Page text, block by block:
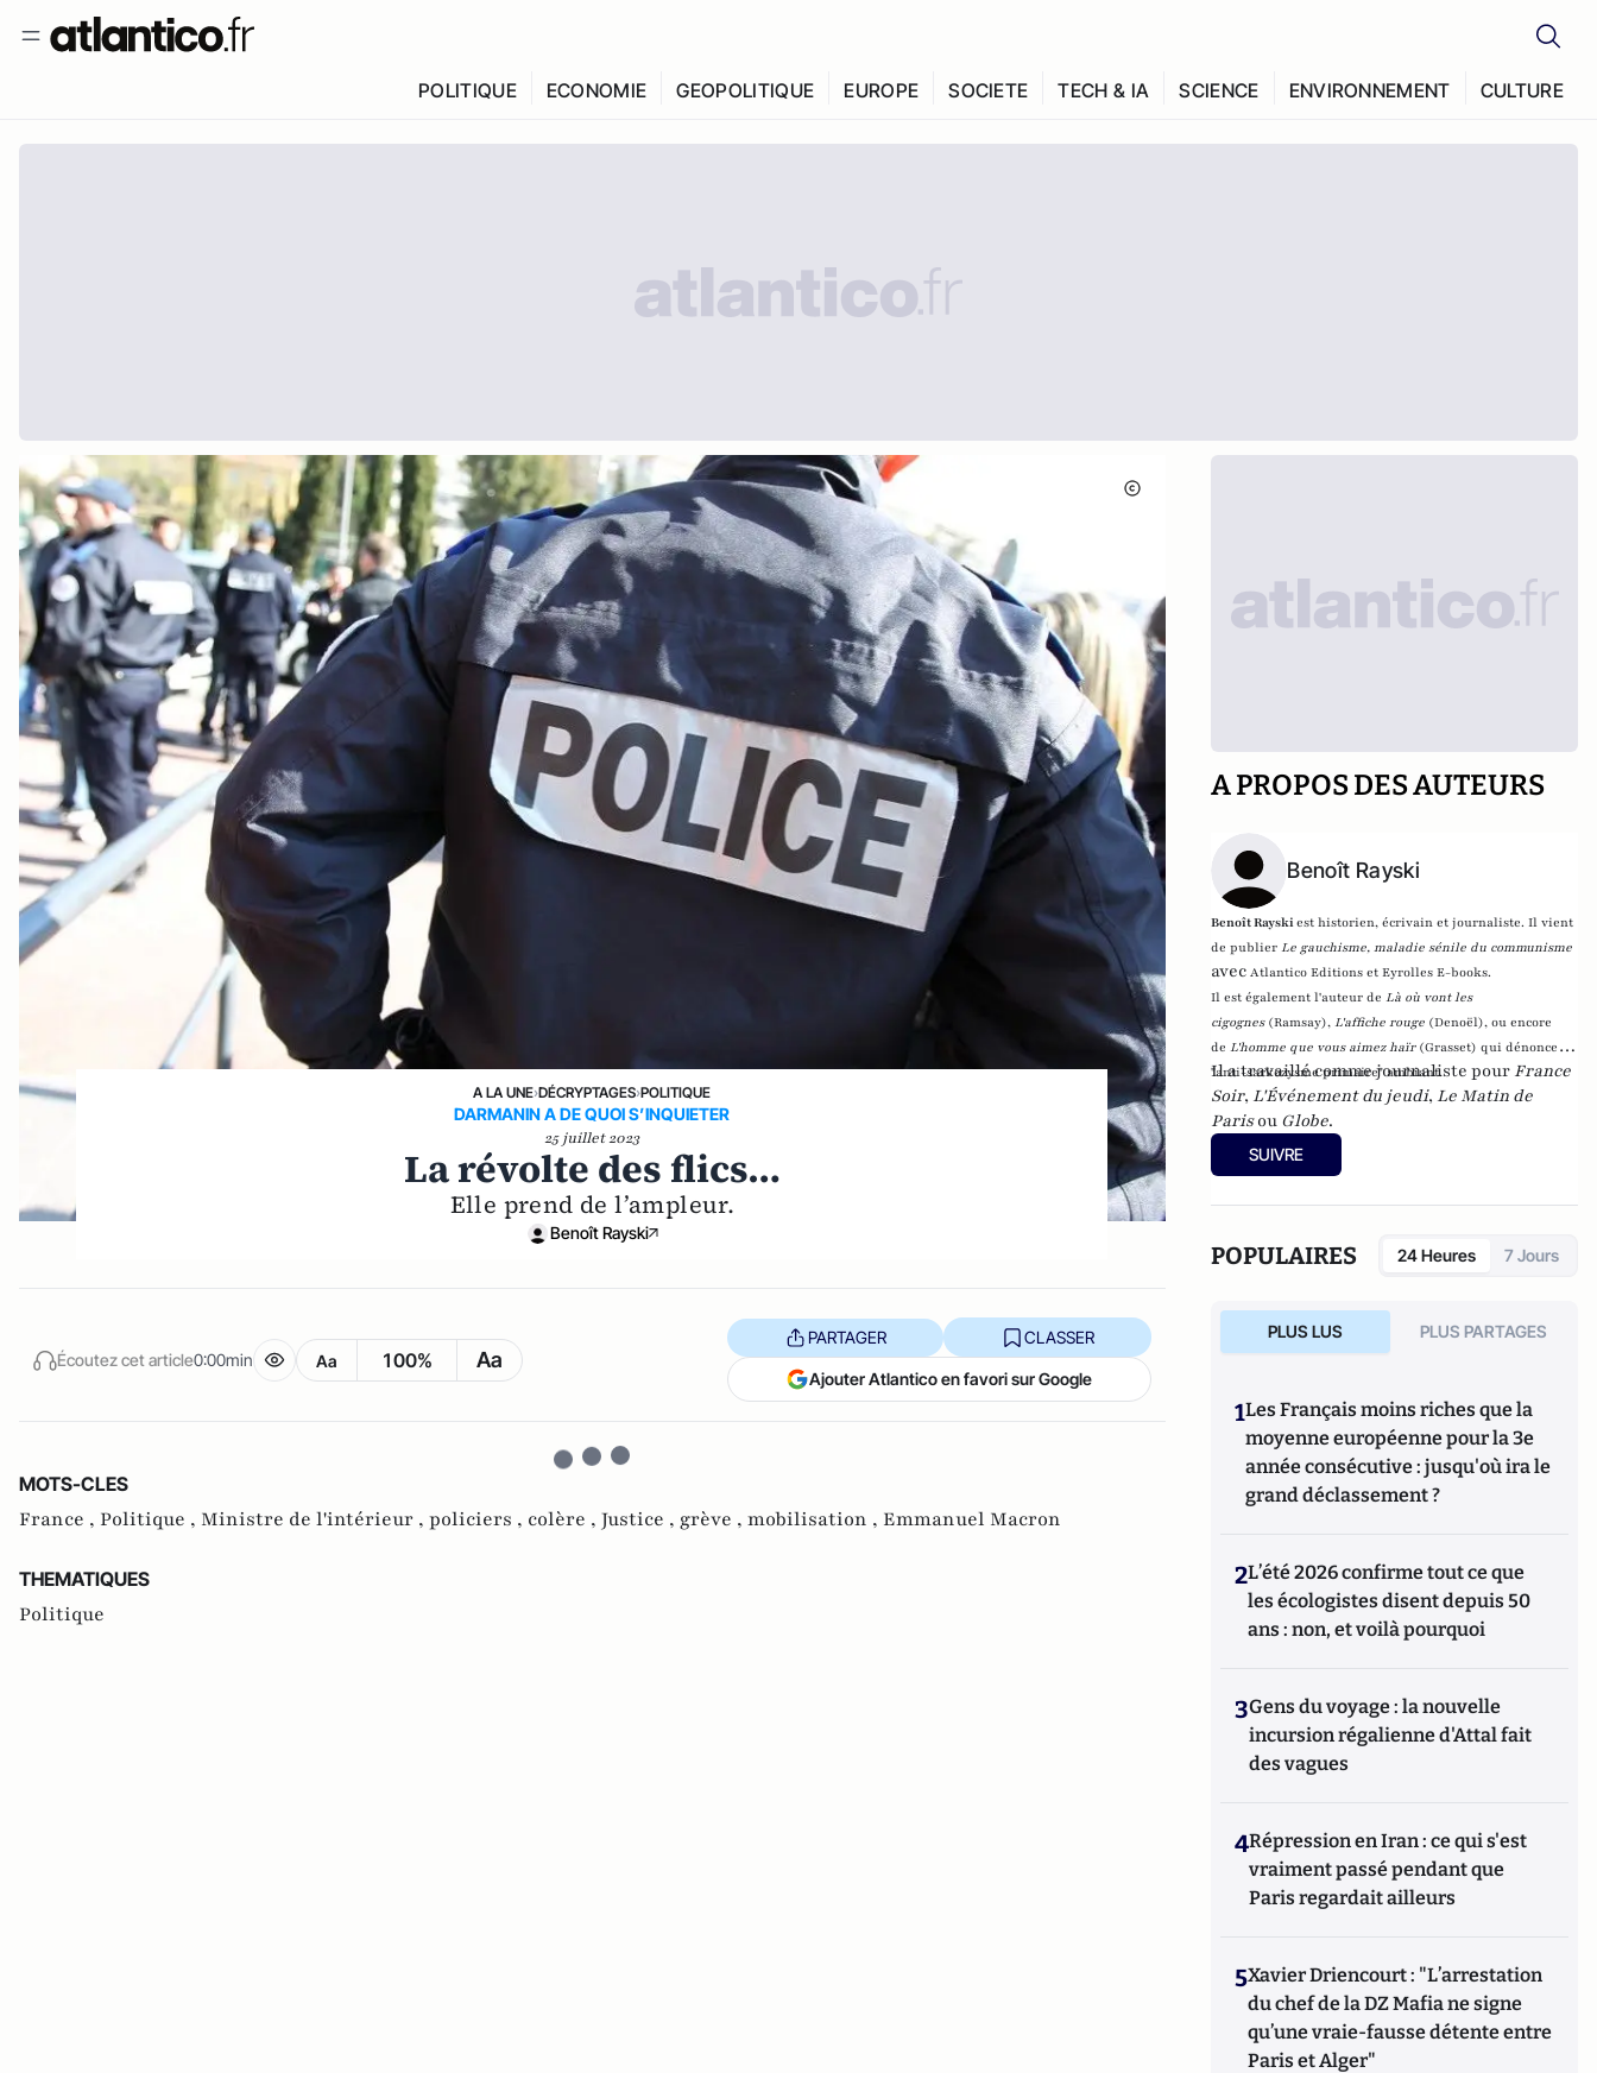
POLITIQUE ECONOMIE GEOPOLITIQUE EUROPE SOCIETE TECH & IA SCIENCE ENVIRONNEMENT CULTURE
A LA UNE›DÉCRYPTAGES›POLITIQUE
DARMANIN A DE QUOI S’INQUIETER
25 juillet 2023
La révolte des flics…
Elle prend de l’ampleur.
Benoît Rayski
Écoutez cet article0:00min Aa 100% Aa
PARTAGER CLASSER
Ajouter Atlantico en favori sur Google
MOTS-CLES
France , Politique , Ministre de l'intérieur , policiers , colère , Justice , grève , mobilisation , Emmanuel Macron
THEMATIQUES
Politique
A PROPOS DES AUTEURS
Benoît Rayski
Benoît Rayskiest historien, écrivain et journaliste. Il vient
de publierLe gauchisme, maladie sénile du communisme
avecAtlantico Editions et Eyrolles E-books.
Il est également l'auteur deLà où vont les
cigognes (Ramsay),L'affiche rouge (Denoël), ou encore
deL'homme que vous aimez haïr (Grasset) qui dénonce l'
"anti-sarkozysme primaire" ambiant.
Il a travaillé comme journaliste pour France
Soir, L'Événement du jeudi, Le Matin de
Parisou Globe.
SUIVRE
POPULAIRES 24 Heures 7 Jours
PLUS LUS PLUS PARTAGES
1Les Français moins riches que la
moyenne européenne pour la 3e
année consécutive : jusqu'où ira le
grand déclassement ?
2L’été 2026 confirme tout ce que
les écologistes disent depuis 50
ans : non, et voilà pourquoi
3Gens du voyage : la nouvelle
incursion régalienne d'Attal fait
des vagues
4Répression en Iran : ce qui s'est
vraiment passé pendant que
Paris regardait ailleurs
5Xavier Driencourt : "L’arrestation
du chef de la DZ Mafia ne signe
qu’une vraie-fausse détente entre
Paris et Alger"